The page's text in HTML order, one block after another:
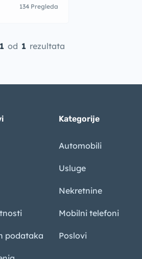
134 Pregleda
1 od 1 rezultata
podataka
Kategorije
Automobili
Usluge
Nekretnine
Mobilni telefoni
Poslovi